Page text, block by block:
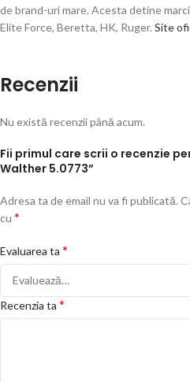
de brand-uri mare. Acesta detine
Elite Force, Beretta, HK, Ruger. Site
Recenzii
Nu există recenzii până acum.
Fii primul care scrii o recenzie
Walther 5.0773”
Adresa ta de email nu va fi publicată.
cu *
Evaluarea ta *
Recenzia ta *